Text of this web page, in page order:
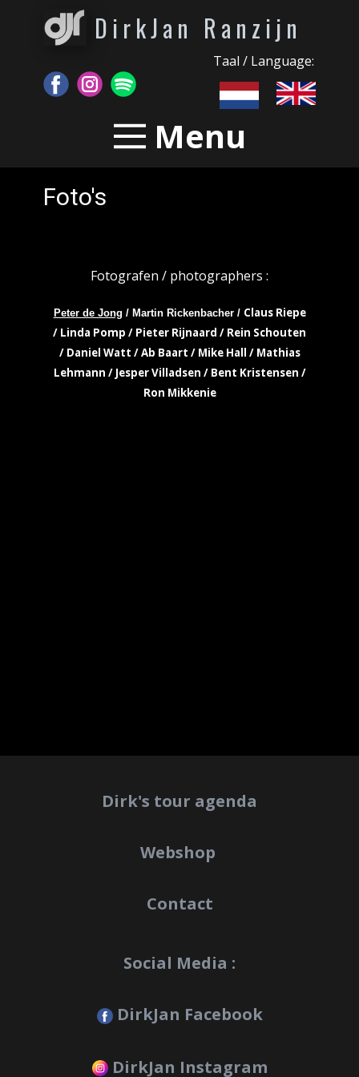
DirkJan Ranzijn
Taal / Language:
Menu
Foto's
Fotografen / photographers :
Peter de Jong / Martin Rickenbacher / Claus Riepe
/ Linda Pomp / Pieter Rijnaard / Rein Schouten
/ Daniel Watt / Ab Baart / Mike Hall / Mathias
Lehmann / Jesper Villadsen / Bent Kristensen /
Ron Mikkenie
Dirk's tour agenda
Webshop
Contact
Social Media :
DirkJan Facebook
DirkJan Instagram